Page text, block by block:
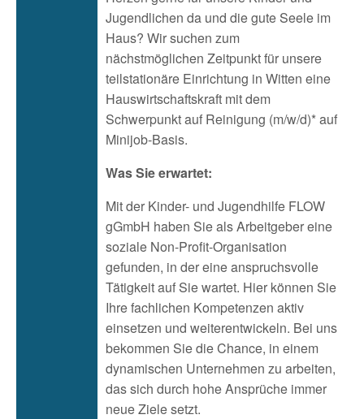
Jugendlichen da und die gute Seele im
Haus? Wir suchen zum
nächstmöglichen Zeitpunkt für unsere
teilstationäre Einrichtung in Witten eine
Hauswirtschaftskraft mit dem
Schwerpunkt auf Reinigung (m/w/d)* auf
Minijob-Basis.
Was Sie erwartet:
Mit der Kinder- und Jugendhilfe FLOW
gGmbH haben Sie als Arbeitgeber eine
soziale Non-Profit-Organisation
gefunden, in der eine anspruchsvolle
Tätigkeit auf Sie wartet. Hier können Sie
Ihre fachlichen Kompetenzen aktiv
einsetzen und weiterentwickeln. Bei uns
bekommen Sie die Chance, in einem
dynamischen Unternehmen zu arbeiten,
das sich durch hohe Ansprüche immer
neue Ziele setzt.